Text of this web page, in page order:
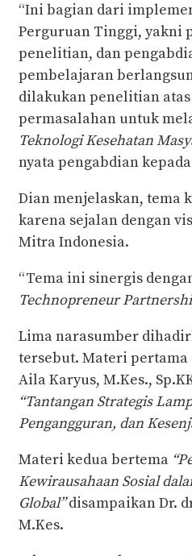
“Ini bagian dari
Perguruan Tinggi, yakni
penelitian, dan
pembelajaran
dilakukan penelitian
permasalahan untuk
Teknologi Kesehatan
nyata pengabdian
Dian menjelaskan,
karena sejalan dengan
Mitra Indonesia.
“Tema ini sinergis
Technopreneur
Lima narasumber
tersebut. Materi pertama
Aila Karyus, M.Kes.,
“Tantangan Strategis
Pengangguran, dan
Materi kedua bertema
Kewirausahaan Sosial
Global”disampaikan Dr.
M.Kes.